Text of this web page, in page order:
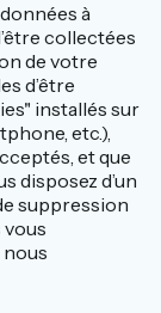
à
collectées
de votre
d’être
installés sur
etc.),
et que
disposez d’un
suppression
vous
nous